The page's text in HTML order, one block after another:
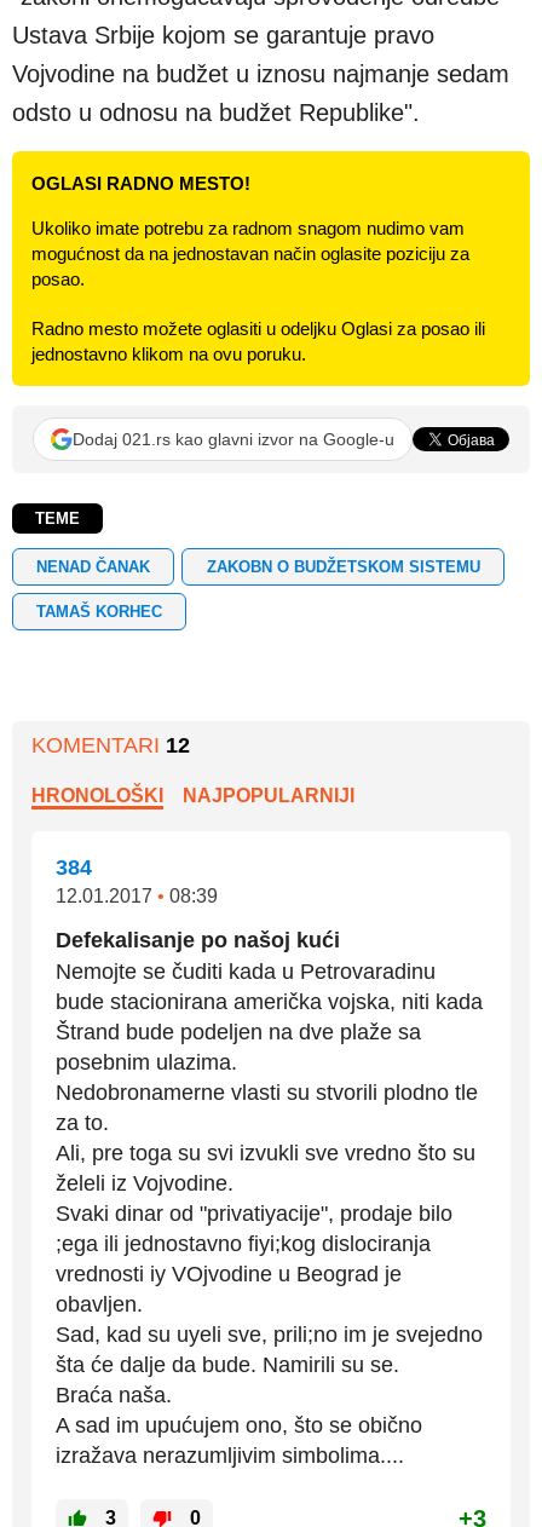
Ustava Srbije kojom se garantuje pravo
Vojvodine na budžet u iznosu najmanje sedam
odsto u odnosu na budžet Republike".
OGLASI RADNO MESTO!
Ukoliko imate potrebu za radnom snagom nudimo vam
mogućnost da na jednostavan način oglasite poziciju za
posao.
Radno mesto možete oglasiti u odeljku Oglasi za posao ili
jednostavno klikom na ovu poruku.
Dodaj 021.rs kao glavni izvor na Google-u
TEME
NENAD ČANAK ZAKOBN O BUDŽETSKOM SISTEMU
TAMAŠ KORHEC
KOMENTARI 12
HRONOLOŠKI NAJPOPULARNIJI
384
12.01.2017 • 08:39
Defekalisanje po našoj kući
Nemojte se čuditi kada u Petrovaradinu
bude stacionirana američka vojska, niti kada
Štrand bude podeljen na dve plaže sa
posebnim ulazima.
Nedobronamerne vlasti su stvorili plodno tle
za to.
Ali, pre toga su svi izvukli sve vredno što su
želeli iz Vojvodine.
Svaki dinar od "privatiyacije", prodaje bilo
;ega ili jednostavno fiyi;kog dislociranja
vrednosti iy VOjvodine u Beograd je
obavljen.
Sad, kad su uyeli sve, prili;no im je svejedno
šta će dalje da bude. Namirili su se.
Braća naša.
A sad im upućujem ono, što se obično
izražava nerazumljivim simbolima....
3 0 +3